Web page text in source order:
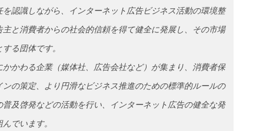
認識しながら、インターネット広告ビジネス活動の環境整
と消費者からの社会的信頼を得て健全に発展し、その市場
る団体です。
かわる企業（媒体社、広告会社など）が集まり、消費者保
の策定、より円滑なビジネス推進のための標準的ルールの
及啓発などの活動を行い、インターネット広告の健全な発
でいます。